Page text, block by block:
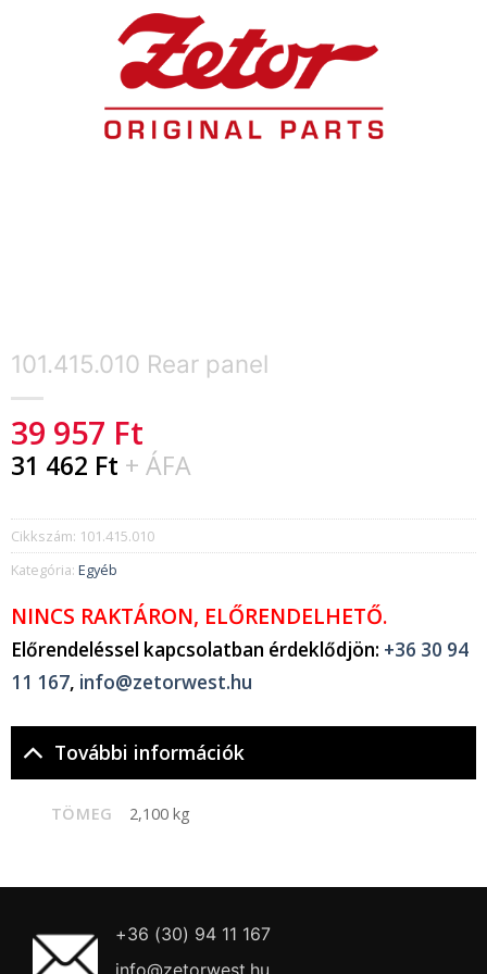
101.415.010 Rear panel
39 957 Ft
31 462 Ft + ÁFA
Cikkszám: 101.415.010
Kategória: Egyéb
NINCS RAKTÁRON, ELŐRENDELHETŐ.
Előrendeléssel kapcsolatban érdeklődjön: +36 30 94
11 167, info@zetorwest.hu
További információk
TÖMEG 2,100 kg
+36 (30) 94 11 167